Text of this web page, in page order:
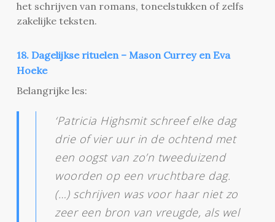
het schrijven van romans, toneelstukken of zelfs
zakelijke teksten.
18. Dagelijkse rituelen – Mason Currey en Eva
Hoeke
Belangrijke les:
‘Patricia Highsmit schreef elke dag
drie of vier uur in de ochtend met
een oogst van zo’n tweeduizend
woorden op een vruchtbare dag.
(…) schrijven was voor haar niet zo
zeer een bron van vreugde, als wel